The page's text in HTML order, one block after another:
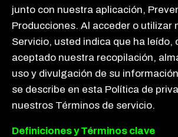
junto con nuestra aplicación,
Producciones. Al acceder o utilizar
Servicio, usted indica que ha leído,
aceptado nuestra recopilación,
uso y divulgación de su
se describe en esta Política de
nuestros Términos de servicio.
Definiciones y Términos clave